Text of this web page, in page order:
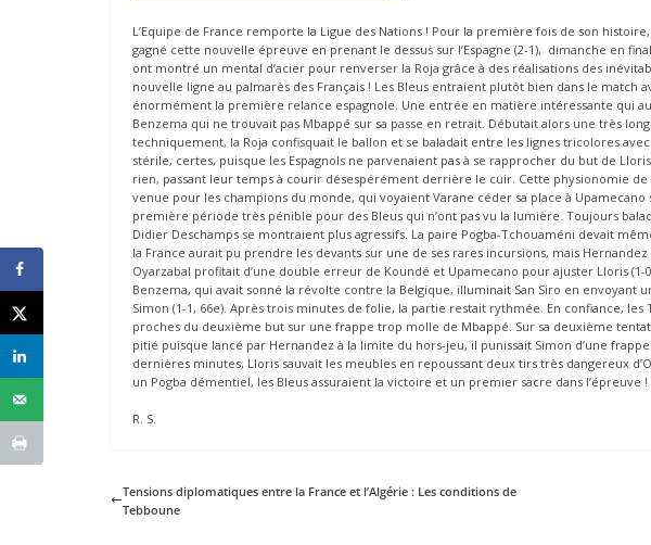
L’Equipe de France remporte la Ligue des Nations ! Pour la première fois de son
gagné cette nouvelle épreuve en prenant le dessus sur l’Espagne (2-1), dimanche en
ont montré un mental d’acier pour renverser la Roja grâce à des réalisations des
nouvelle ligne au palmarès des Français ! Les Bleus entraient plutôt bien dans le match
énormément la première relance espagnole. Une entrée en matière intéressante qui
Benzema qui ne trouvait pas Mbappé sur sa passe en retrait. Débutait alors une très
techniquement, la Roja confisquait le ballon et se baladait entre les lignes tricolores
stérile, certes, puisque les Espagnols ne parvenaient pas à se rapprocher du but de
rien, passant leur temps à courir désespérément derrière le cuir. Cette physionomie de
venue pour les champions du monde, qui voyaient Varane céder sa place à
première période très pénible pour des Bleus qui n’ont pas vu la lumière. Toujours
Didier Deschamps se montraient plus agressifs. La paire Pogba-Tchouaméni devait
la France aurait pu prendre les devants sur une de ses rares incursions, mais
Oyarzabal profitait d’une double erreur de Koundé et Upamecano pour ajuster Lloris (1-
Benzema, qui avait sonné la révolte contre la Belgique, illuminait San Siro en envoyant
Simon (1-1, 66e). Après trois minutes de folie, la partie restait rythmée. En confiance,
proches du deuxième but sur une frappe trop molle de Mbappé. Sur sa deuxième
pitié puisque lancé par Hernandez à la limite du hors-jeu, il punissait Simon d’une
dernières minutes, Lloris sauvait les meubles en repoussant deux tirs très dangereux
un Pogba démentiel, les Bleus assuraient la victoire et un premier sacre dans l’épreuve !
R. S.
Tensions diplomatiques entre la France et l’Algérie : Les conditions de
Tebboune